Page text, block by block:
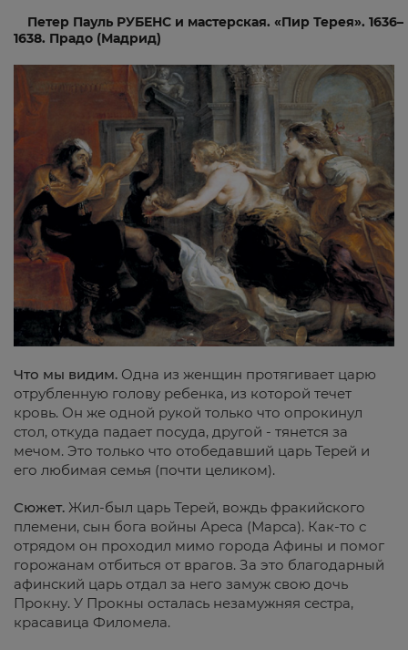
Петер Пауль РУБЕНС и мастерская. «Пир Терея». 1636–
1638. Прадо (Мадрид)
Что мы видим. Одна из женщин протягивает царю
отрубленную голову ребенка, из которой течет
кровь. Он же одной рукой только что опрокинул
стол, откуда падает посуда, другой - тянется за
мечом. Это только что отобедавший царь Терей и
его любимая семья (почти целиком).
Сюжет. Жил-был царь Терей, вождь фракийского
племени, сын бога войны Ареса (Марса). Как-то с
отрядом он проходил мимо города Афины и помог
горожанам отбиться от врагов. За это благодарный
афинский царь отдал за него замуж свою дочь
Прокну. У Прокны осталась незамужняя сестра,
красавица Филомела.